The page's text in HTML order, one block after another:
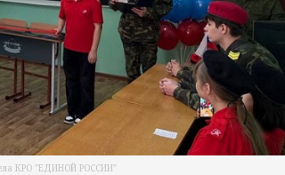
КРО "ЕДИНОЙ РОССИИ"